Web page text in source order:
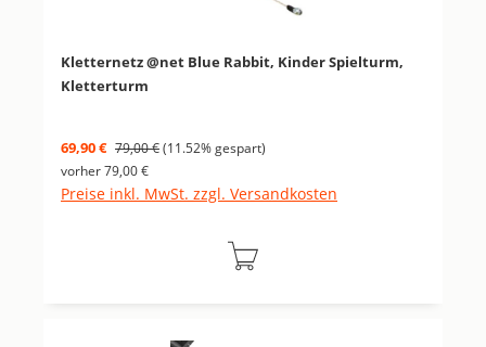
Kletternetz @net Blue Rabbit, Kinder Spielturm,
Kletterturm
Verkaufspreis:
69,90 € Regulärer Preis:
79,00 €(11.52% gespart)
vorher 79,00 €
Preise inkl. MwSt. zzgl. Versandkosten